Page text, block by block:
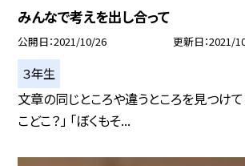
みんなで考えを出し合って
公開日 2021/10/26 更新日 2021/
３年生
文章の同じところや違うところを見つけて
こどこ？」 「ぼくもそ...